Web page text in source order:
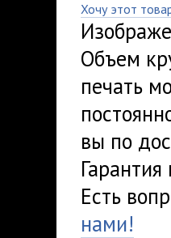
Хочу этот
Объем
печать
вы по
Гарантия
Есть
нами!